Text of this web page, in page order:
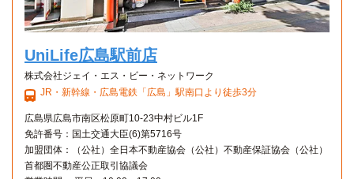
UniLife広島駅前店
株式会社ジェイ・エス・ビー・ネットワーク
JR・新幹線・広島電鉄「広島」駅南口より徒歩3分
広島県広島市南区松原町10-23中村ビル1F
免許番号：国土交通大臣(6)第5716号
加盟団体：（公社）全日本不動産協会（公社）不動産保証協会（公社）
首都圏不動産公正取引協議会